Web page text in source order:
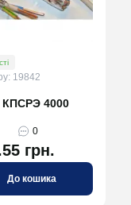
19842
КПСРЭ 4000
0
грн.
До кошика